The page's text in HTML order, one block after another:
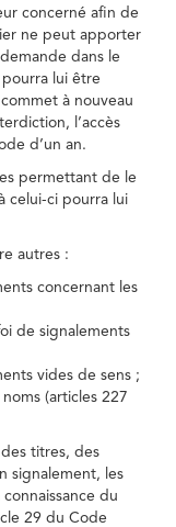
concerné afin de
ne peut apporter
dans le
lui être
à nouveau
l’accès
d’un an.
permettant de le
celui-ci pourra lui
autres :
concernant les
de signalements
vides de sens ;
(articles 227
titres, des
signalement, les
du
29 du Code